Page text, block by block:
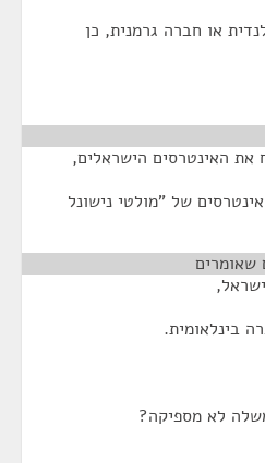
או חברה גרמנית, כן
האינטרסים הישראלים,
של "מולטי נישונל
שאומרים
בינלאומית.
לא מספיקה?